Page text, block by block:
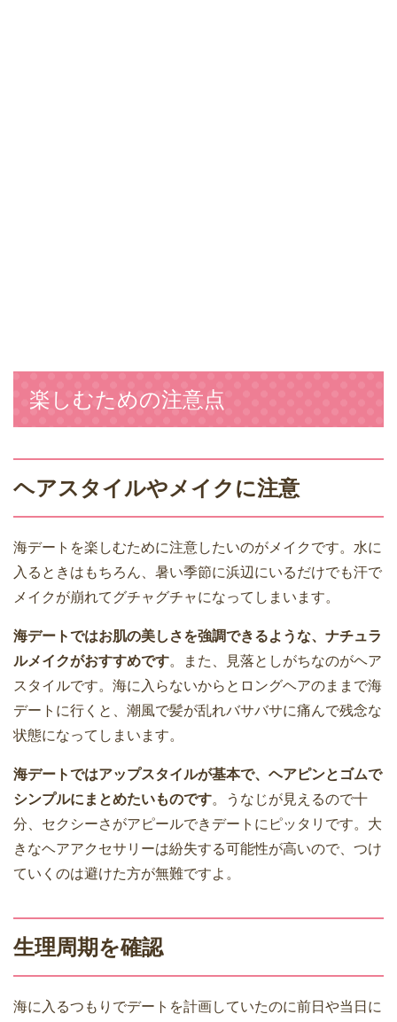
楽しむための注意点
ヘアスタイルやメイクに注意
海デートを楽しむために注意したいのがメイクです。水に
入るときはもちろん、暑い季節に浜辺にいるだけでも汗で
メイクが崩れてグチャグチャになってしまいます。
海デートではお肌の美しさを強調できるような、ナチュラ
ルメイクがおすすめです。また、見落としがちなのがヘア
スタイルです。海に入らないからとロングヘアのままで海
デートに行くと、潮風で髪が乱れバサバサに痛んで残念な
状態になってしまいます。
海デートではアップスタイルが基本で、ヘアピンとゴムで
シンプルにまとめたいものです。うなじが見えるので十
分、セクシーさがアピールできデートにピッタリです。大
きなヘアアクセサリーは紛失する可能性が高いので、つけ
ていくのは避けた方が無難ですよ。
生理周期を確認
海に入るつもりでデートを計画していたのに前日や当日に